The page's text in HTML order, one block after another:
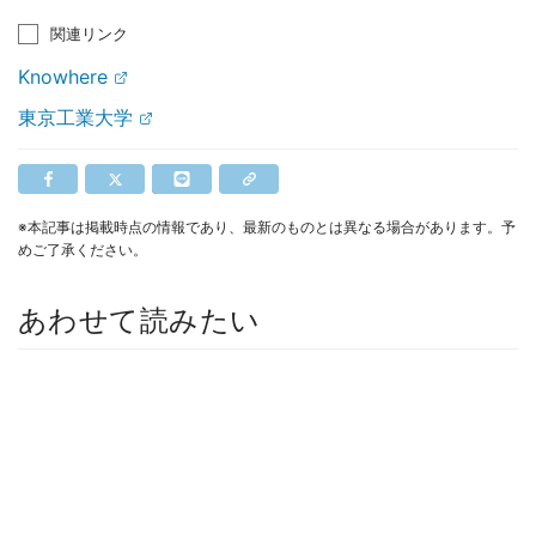
関連リンク
Knowhere
東京工業大学
※本記事は掲載時点の情報であり、最新のものとは異なる場合があります。予
めご了承ください。
あわせて読みたい